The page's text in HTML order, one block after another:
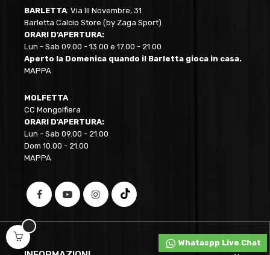
BARLETTA: Via III Novembre, 31
Barletta Calcio Store (by Zaga Sport)
ORARI D'APERTURA:
Lun - Sab 09.00 - 13.00 e 17.00 - 21.00
Aperto la Domenica quando il Barletta gioca in casa.
MAPPA
MOLFETTA
CC Mongolfiera
ORARI D'APERTURA:
Lun - Sab 09.00 - 21.00
Dom 10.00 - 21.00
MAPPA
Whataspp Live Chat